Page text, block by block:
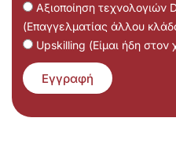
Αξιοποίηση τεχνολογιών
(Επαγγελματίας άλλου
Upskilling (Είμαι ήδη
Εγγραφή